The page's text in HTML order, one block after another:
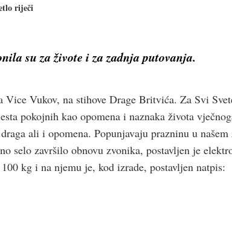
riječi
su za živote i za zadnja putovanja.
Vukov, na stihove Drage Britvića. Za Svi
pokojnih kao opomena i naznaka života
ali i opomena. Popunjavaju prazninu u našem
selo završilo obnovu zvonika, postavljen je
kg i na njemu je, kod izrade, postavljen natpis: